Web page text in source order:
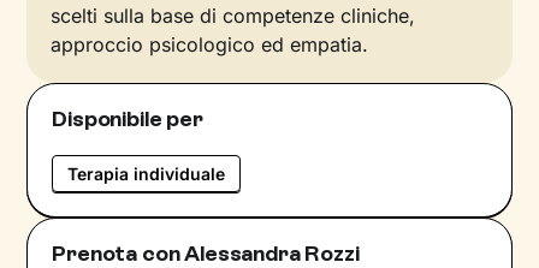
scelti sulla base di competenze cliniche,
approccio psicologico ed empatia.
Disponibile per
Terapia individuale
Prenota con Alessandra Rozzi